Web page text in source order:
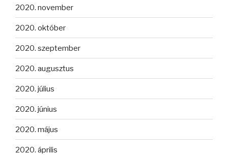
2020. november
2020. október
2020. szeptember
2020. augusztus
2020. július
2020. június
2020. május
2020. április